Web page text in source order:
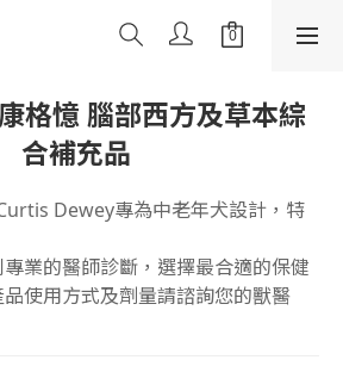
格憶 腦部西方及草本綜
合補充品
Dewey專為中老年犬設計，特
業的醫師診斷，選擇最合適的保健
使用方式及劑量請諮詢您的獸醫